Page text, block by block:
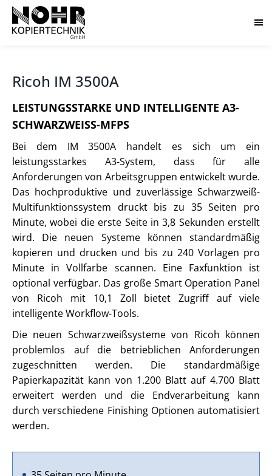
Ricoh IM 3500A
LEISTUNGSSTARKE UND INTELLIGENTE A3-
SCHWARZWEISS-MFPS
Bei dem IM 3500A handelt es sich um ein
leistungsstarkes A3-System, dass für alle
Anforderungen von Arbeitsgruppen entwickelt wurde.
Das hochproduktive und zuverlässige Schwarzweiß-
Multifunktionssystem druckt bis zu 35 Seiten pro
Minute, wobei die erste Seite in 3,8 Sekunden erstellt
wird. Die neuen Systeme können standardmäßig
kopieren und drucken und bis zu 240 Vorlagen pro
Minute in Vollfarbe scannen. Eine Faxfunktion ist
optional verfügbar. Das große Smart Operation Panel
von Ricoh mit 10,1 Zoll bietet Zugriff auf viele
intelligente Workflow-Tools.
Die neuen Schwarzweißsysteme von Ricoh können
problemlos auf die betrieblichen Anforderungen
zugeschnitten werden. Die standardmäßige
Papierkapazität kann von 1.200 Blatt auf 4.700 Blatt
erweitert werden und die Endverarbeitung kann
durch verschiedene Finishing Optionen automatisiert
werden.